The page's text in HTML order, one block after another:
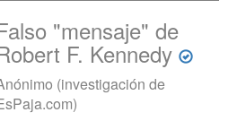
"mensaje" de
F. Kennedy
(investigación de